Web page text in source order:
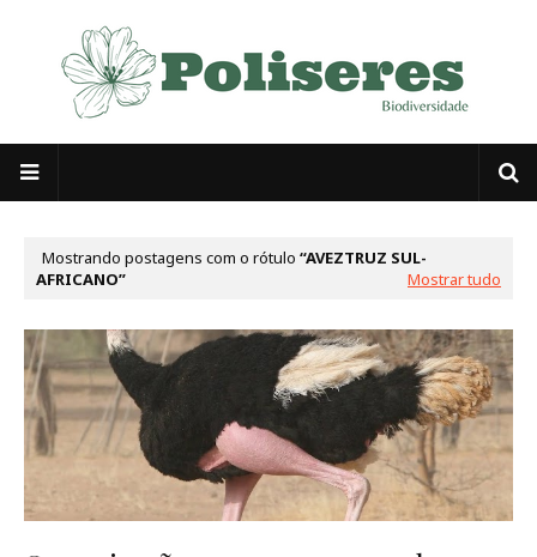
Mostrando postagens com o rótulo AVEZTRUZ SUL-
AFRICANO
Mostrar tudo